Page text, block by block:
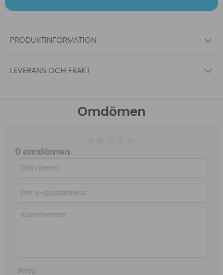
PRODUKTINFORMATION
LEVERANS OCH FRAKT
Omdömen
0 omdömen
Betyg